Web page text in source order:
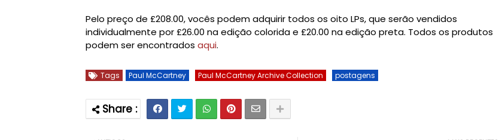
Pelo preço de £208.00, vocês podem adquirir todos os oito LPs, que serão vendidos
individualmente por£26.00 na edição colorida e £20.00 na edição preta. Todos os produtos
podem ser encontrados aqui.
Tags Paul McCartney Paul McCartney Archive Collection postagens